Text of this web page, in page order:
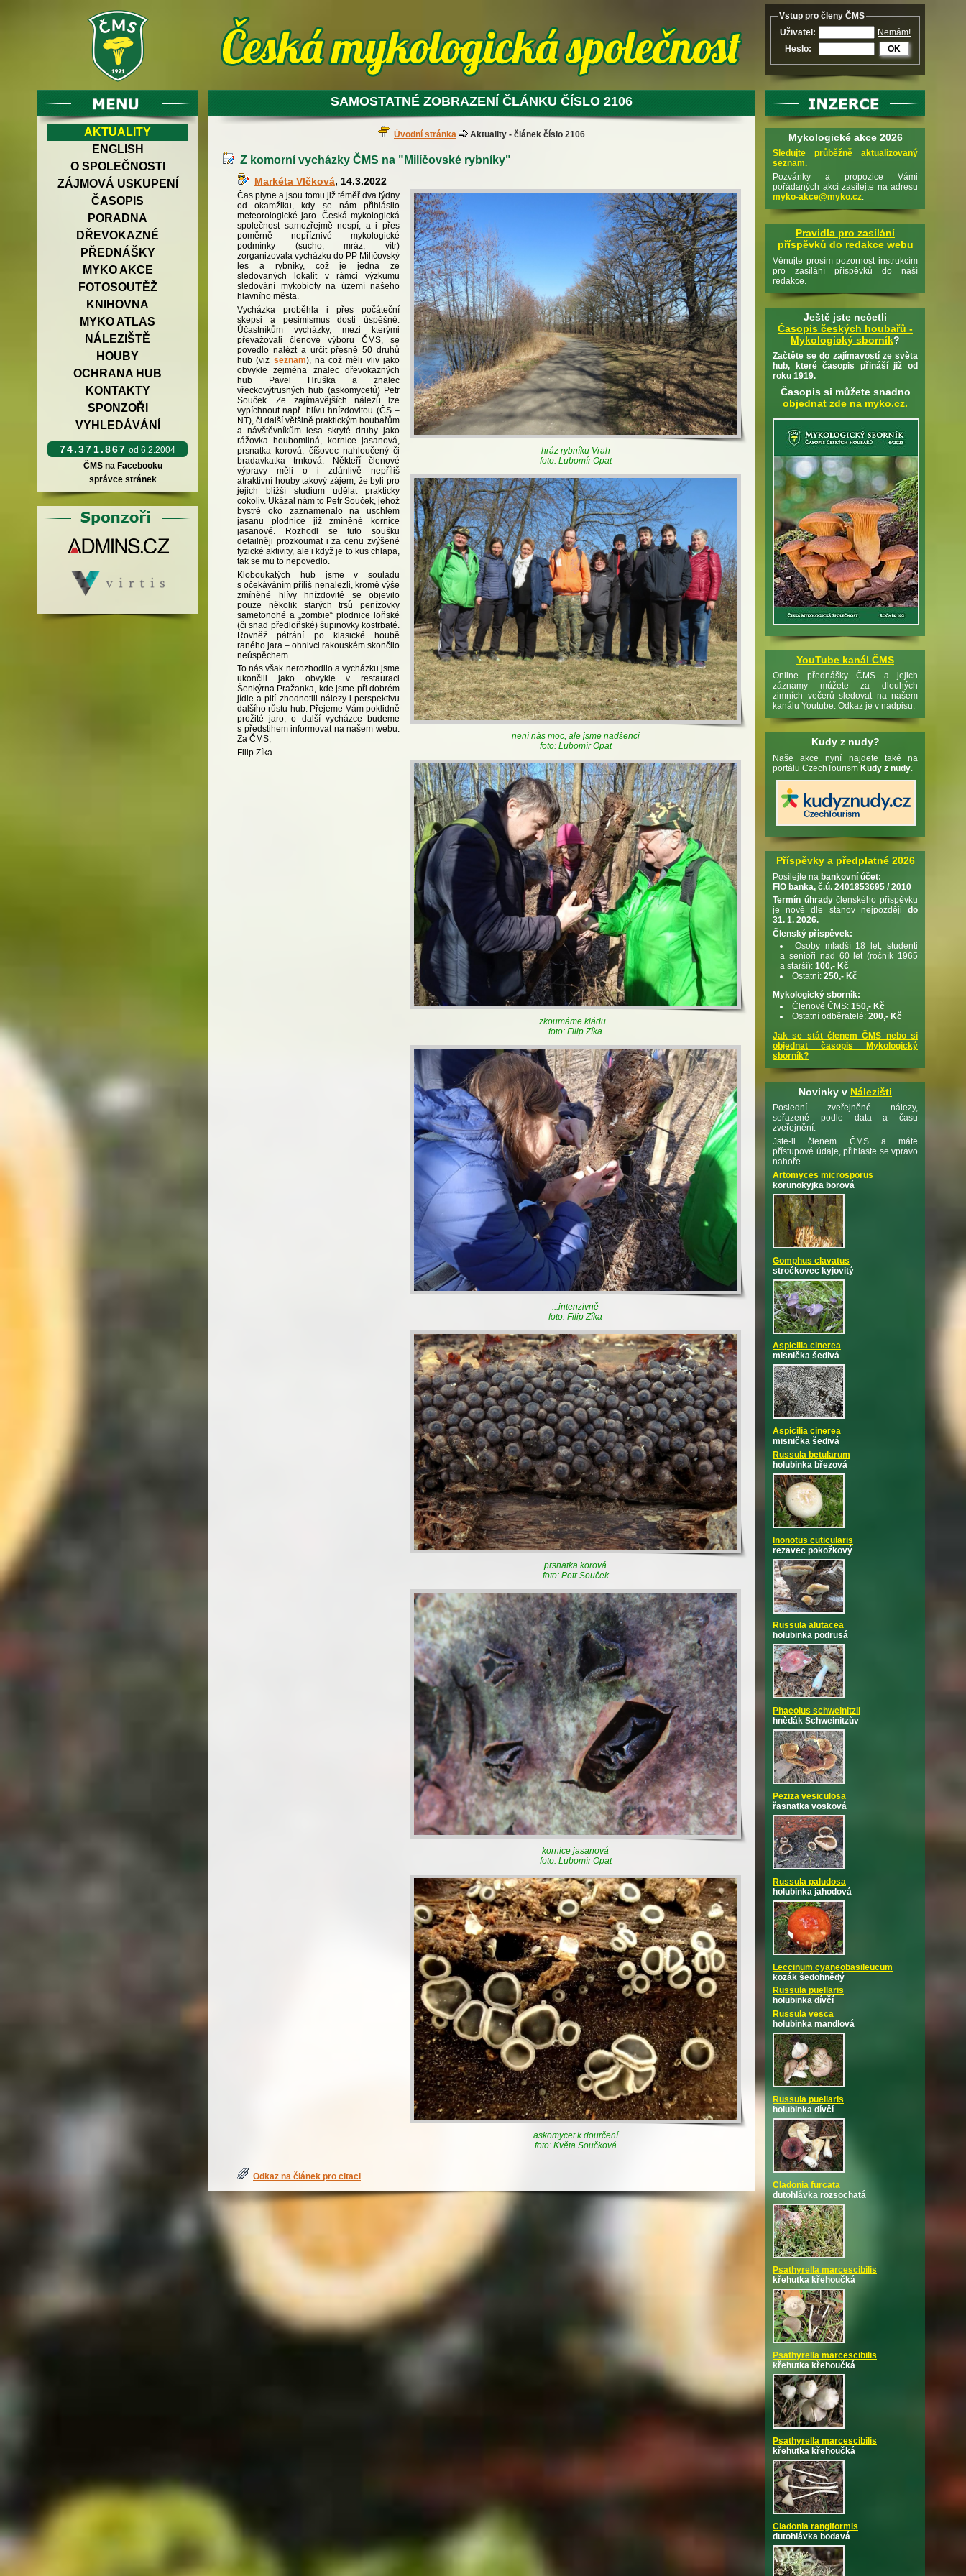
AKTUALITY
ENGLISH
O SPOLEČNOSTI
ZÁJMOVÁ USKUPENÍ
ČASOPIS
PORADNA
DŘEVOKAZNÉ
PŘEDNÁŠKY
MYKO AKCE
FOTOSOUTĚŽ
KNIHOVNA
MYKO ATLAS
NÁLEZIŠTĚ
HOUBY
OCHRANA HUB
KONTAKTY
SPONZOŘI
VYHLEDÁVÁNÍ
74.371.867 od 6.2.2004
ČMS na Facebooku
správce stránek
SAMOSTATNÉ ZOBRAZENÍ ČLÁNKU ČÍSLO 2106
Úvodní stránka Aktuality - článek číslo 2106
Z komorní vycházky ČMS na "Milíčovské rybníky"
Markéta Vlčková, 14.3.2022
hráz rybníku Vrah
foto: Lubomír Opat
není nás moc, ale jsme nadšenci
foto: Lubomír Opat
zkoumáme kládu...
foto: Filip Zíka
...intenzivně
foto: Filip Zíka
prsnatka korová
foto: Petr Souček
kornice jasanová
foto: Lubomír Opat
askomycet k dourčení
foto: Květa Součková
Čas plyne a jsou tomu již téměř dva týdny
od okamžiku, kdy se nám přihlásilo
meteorologické jaro. Česká mykologická
společnost samozřejmě nespí, a i přes
poměrně nepříznivé mykologické
podmínky (sucho, mráz, vítr)
zorganizovala vycházku do PP Milíčovský
les a rybníky, což je jedna ze
sledovaných lokalit v rámci výzkumu
sledování mykobioty na území našeho
hlavního města.
Vycházka proběhla i přes počáteční
skepsi a pesimismus dosti úspěšně.
Účastníkům vycházky, mezi kterými
převažovali členové výboru ČMS, se
povedlo nalézt a určit přesně 50 druhů
hub (viz seznam), na což měli vliv jako
obvykle zejména znalec dřevokazných
hub Pavel Hruška a znalec
vřeckovýtrusných hub (askomycetů) Petr
Souček. Ze zajímavějších nálezů lze
vypíchnout např. hlívu hnízdovitou (ČS –
NT), či další většině praktickým houbařům
a návštěvníkům lesa skryté druhy jako
rážovka houbomilná, kornice jasanová,
prsnatka korová, číšovec nahloučený či
bradavkatka trnková. Někteří členové
výpravy měli o i zdánlivě nepříliš
atraktivní houby takový zájem, že byli pro
jejich bližší studium udělat prakticky
cokoliv. Ukázal nám to Petr Souček, jehož
bystré oko zaznamenalo na uschlém
jasanu plodnice již zmíněné kornice
jasanové. Rozhodl se tuto soušku
detailněji prozkoumat i za cenu zvýšené
fyzické aktivity, ale i když je to kus chlapa,
tak se mu to nepovedlo.
Kloboukatých hub jsme v souladu
s očekáváním příliš nenalezli, kromě výše
zmíněné hlívy hnízdovité se objevilo
pouze několik starých trsů penízovky
sametonohé a „zombie“ plodnice loňské
(či snad předloňské) šupinovky kostrbaté.
Rovněž pátrání po klasické houbě
raného jara – ohnivci rakouském skončilo
neúspěchem.
To nás však nerozhodilo a vycházku jsme
ukončili jako obvykle v restauraci
Šenkýrna Pražanka, kde jsme při dobrém
jídle a pití zhodnotili nálezy i perspektivu
dalšího růstu hub. Přejeme Vám poklidně
prožité jaro, o další vycházce budeme
s předstihem informovat na našem webu.
Za ČMS,
Filip Zíka
Odkaz na článek pro citaci
Vstup pro členy ČMS
Uživatel:
Nemám!
Heslo:
OK
Mykologické akce 2026
Sledujte průběžně aktualizovaný
seznam.
Pozvánky a propozice Vámi
pořádaných akcí zasílejte na adresu
myko-akce@myko.cz.
Pravidla pro zasílání
příspěvků do redakce webu
Věnujte prosím pozornost instrukcím
pro zasílání příspěvků do naší
redakce.
Ještě jste nečetli
Časopis českých houbařů -
Mykologický sborník?
Začtěte se do zajímavostí ze světa
hub, které časopis přináší již od
roku 1919.
Časopis si můžete snadno
objednat zde na myko.cz.
YouTube kanál ČMS
Online přednášky ČMS a jejich
záznamy můžete za dlouhých
zimních večerů sledovat na našem
kanálu Youtube. Odkaz je v nadpisu.
Kudy z nudy?
Naše akce nyní najdete také na
portálu CzechTourism Kudy z nudy
Příspěvky a předplatné 2026
Posílejte na bankovní účet:
FIO banka, č.ú. 2401853695 / 2010
Termín úhradyčlenského příspěvku
je nově dle stanov nejpozději do
31. 1. 2026.
Členský příspěvek:
Osoby mladší 18 let, studenti
a senioři nad 60 let (ročník 1965
a starší): 100,- Kč
Ostatní: 250,- Kč
Mykologický sborník:
Členové ČMS: 150,- Kč
Ostatní odběratelé: 200,- Kč
Jak se stát členem ČMS nebo si
objednat časopis Mykologický
sborník?
Novinky v Nálezišti
Poslední zveřejněné nálezy,
seřazené podle data a času
zveřejnění.
Jste-li členem ČMS a máte
přístupové údaje, přihlaste se vpravo
nahoře.
Artomyces microsporus
korunokyjka borová
Gomphus clavatus
stročkovec kyjovitý
Aspicilia cinerea
misnička šedivá
Aspicilia cinerea
misnička šedivá
Russula betularum
holubinka březová
Inonotus cuticularis
rezavec pokožkový
Russula alutacea
holubinka podrusá
Phaeolus schweinitzii
hnědák Schweinitzův
Peziza vesiculosa
řasnatka vosková
Russula paludosa
holubinka jahodová
Leccinum cyaneobasileucum
kozák šedohnědý
Russula puellaris
holubinka dívčí
Russula vesca
holubinka mandlová
Russula puellaris
holubinka dívčí
Cladonia furcata
dutohlávka rozsochatá
Psathyrella marcescibilis
křehutka křehoučká
Psathyrella marcescibilis
křehutka křehoučká
Psathyrella marcescibilis
křehutka křehoučká
Cladonia rangiformis
dutohlávka bodavá